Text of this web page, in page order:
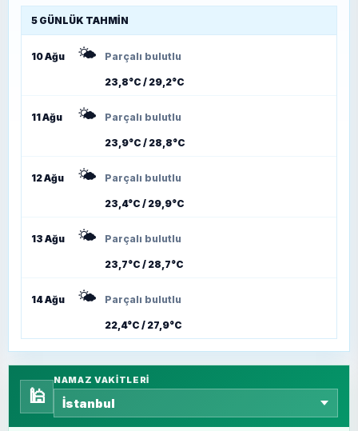
5 GÜNLÜK TAHMIN
10 Ağu 🌤️ Parçalı bulutlu
23,8°C / 29,2°C
11 Ağu 🌤️ Parçalı bulutlu
23,9°C / 28,8°C
12 Ağu 🌤️ Parçalı bulutlu
23,4°C / 29,9°C
13 Ağu 🌤️ Parçalı bulutlu
23,7°C / 28,7°C
14 Ağu 🌤️ Parçalı bulutlu
22,4°C / 27,9°C
🕌
NAMAZ VAKITLERI